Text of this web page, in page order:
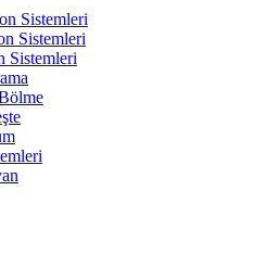
Sistemleri
Sistemleri
Sistemleri